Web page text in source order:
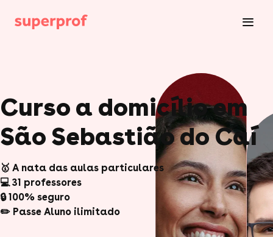
Curso a domicílio em
São Sebastião do Caí
🥇 A nata das aulas particulares
💻 31 professores
🔒 100% seguro
✏️ Passe Aluno ilimitado